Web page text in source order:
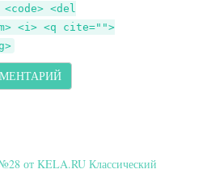
<del
<i> <q cite="">
от KELA.RU Классический